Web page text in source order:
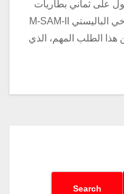
على ثماني بطاريات
من نظام الدفاع الجوي والصاروخي الباليستي M-SAM-II
هذا الطلب المهم، الذي
Search